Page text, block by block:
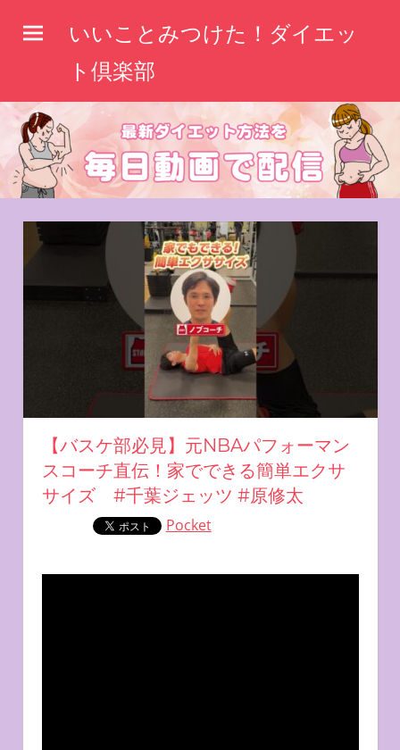
ス
キ
いいことみつけた！ダイエッ
ト倶楽部
【バスケ部必見】元NBAパフォーマン
スコーチ直伝！家でできる簡単エクサ
サイズ #千葉ジェッツ #原修太
Pocket